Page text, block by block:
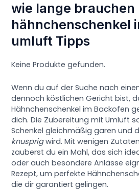
wie lange brauchen
hähnchenschenkel
umluft Tipps
Keine Produkte gefunden.
Wenn du auf der Suche nach
dennoch köstlichen Gericht bist,
Hähnchenschenkel im Backofen
dich. Die Zubereitung mit Umluft
Schenkel gleichmäßig garen und
knusprigwird. Mit wenigen
zauberst du ein Mahl, das sich
oder auch besondere Anlässe
Rezept, um perfekte
die dir garantiert gelingen.